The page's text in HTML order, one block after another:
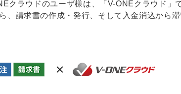
クラウドのユーザ様は、「V-ONEクラウド」
、請求書の作成・発行、そして入金消込から